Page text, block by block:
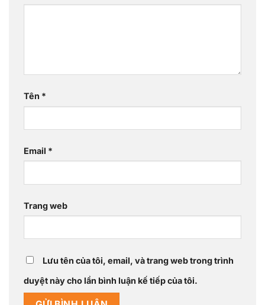
Tên *
Email *
Trang web
Lưu tên của tôi, email, và trang web trong trình
duyệt này cho lần bình luận kế tiếp của tôi.